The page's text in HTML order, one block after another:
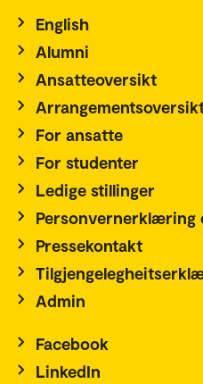
English
Alumni
Ansatteoversikt
For ansatte
For studenter
Ledige stillinger
Personvernerklæring
Pressekontakt
Admin
Facebook
LinkedIn